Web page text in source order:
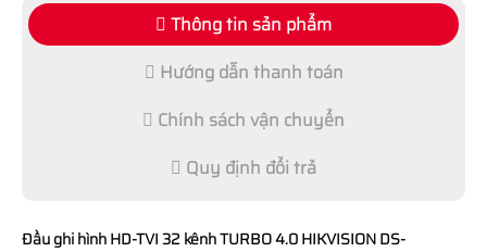
Thông tin sản phẩm
Hướng dẫn thanh toán
Chính sách vận chuyển
Quy định đổi trả
Đầu ghi hình HD-TVI 32 kênh TURBO 4.0 HIKVISION DS-